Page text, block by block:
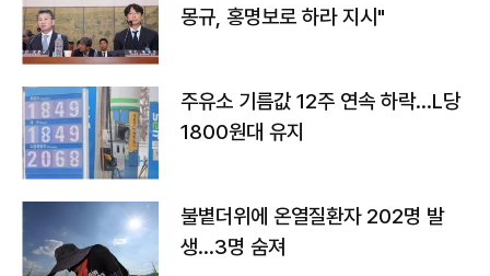
몽규, 홍명보로 하라 지시"
주유소 기름값 12주 연속 하락…L당
1800원대 유지
불볕더위에 온열질환자 202명 발
생…3명 숨져